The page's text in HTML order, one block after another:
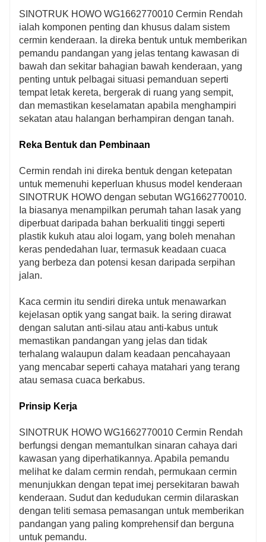
SINOTRUK HOWO WG1662770010 Cermin Rendah
ialah komponen penting dan khusus dalam sistem
cermin kenderaan. Ia direka bentuk untuk memberikan
pemandu pandangan yang jelas tentang kawasan di
bawah dan sekitar bahagian bawah kenderaan, yang
penting untuk pelbagai situasi pemanduan seperti
tempat letak kereta, bergerak di ruang yang sempit,
dan memastikan keselamatan apabila menghampiri
sekatan atau halangan berhampiran dengan tanah.
Reka Bentuk dan Pembinaan
Cermin rendah ini direka bentuk dengan ketepatan
untuk memenuhi keperluan khusus model kenderaan
SINOTRUK HOWO dengan sebutan WG1662770010.
Ia biasanya menampilkan perumah tahan lasak yang
diperbuat daripada bahan berkualiti tinggi seperti
plastik kukuh atau aloi logam, yang boleh menahan
keras pendedahan luar, termasuk keadaan cuaca
yang berbeza dan potensi kesan daripada serpihan
jalan.
Kaca cermin itu sendiri direka untuk menawarkan
kejelasan optik yang sangat baik. Ia sering dirawat
dengan salutan anti-silau atau anti-kabus untuk
memastikan pandangan yang jelas dan tidak
terhalang walaupun dalam keadaan pencahayaan
yang mencabar seperti cahaya matahari yang terang
atau semasa cuaca berkabus.
Prinsip Kerja
SINOTRUK HOWO WG1662770010 Cermin Rendah
berfungsi dengan memantulkan sinaran cahaya dari
kawasan yang diperhatikannya. Apabila pemandu
melihat ke dalam cermin rendah, permukaan cermin
menunjukkan dengan tepat imej persekitaran bawah
kenderaan. Sudut dan kedudukan cermin dilaraskan
dengan teliti semasa pemasangan untuk memberikan
pandangan yang paling komprehensif dan berguna
untuk pemandu.